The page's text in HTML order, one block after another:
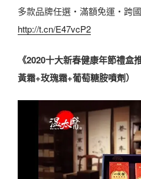
多款品牌任選・滿額免運・跨
http://t.cn/E47vcP2
《2020十大新春健康年節禮
黃霜+玫瑰霜+葡萄糖胺噴劑）